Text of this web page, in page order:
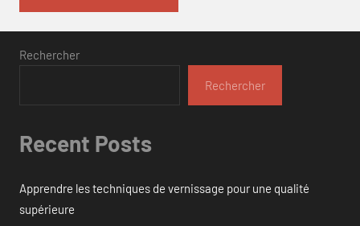
Rechercher
Rechercher
Recent Posts
Apprendre les techniques de vernissage pour une qualité
supérieure